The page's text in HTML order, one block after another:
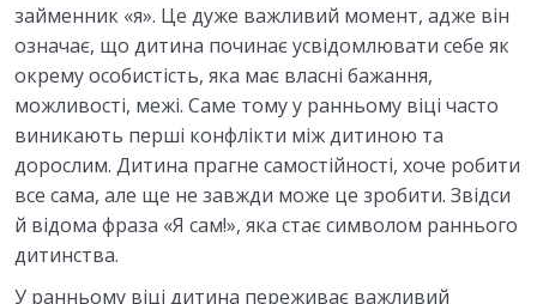
займенник «я». Це дуже важливий момент, адже він
означає, що дитина починає усвідомлювати себе як
окрему особистість, яка має власні бажання,
можливості, межі. Саме тому у ранньому віці часто
виникають перші конфлікти між дитиною та
дорослим. Дитина прагне самостійності, хоче робити
все сама, але ще не завжди може це зробити. Звідси
й відома фраза «Я сам!», яка стає символом раннього
дитинства.
У ранньому віці дитина переживає важливий